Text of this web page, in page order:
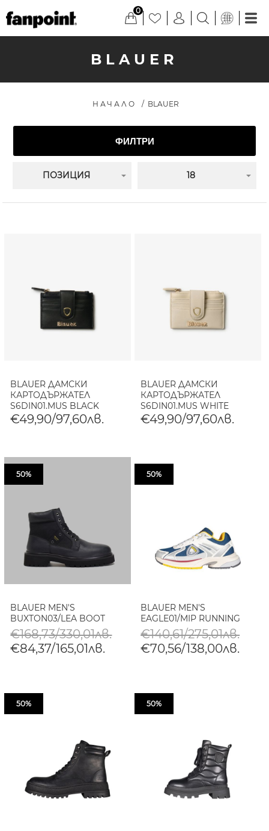
0
BLAUER
НАЧАЛО / BLAUER
ФИЛТРИ
ПОЗИЦИЯ 18
BLAUER ДАМСКИ
КАРТОДЪРЖАТЕЛ
S6DIN01.MUS BLACK
€49,90/97,60лв.
BLAUER ДАМСКИ
КАРТОДЪРЖАТЕЛ
S6DIN01.MUS WHITE
€49,90/97,60лв.
50%
BLAUER MEN'S
BUXTON03/LEA BOOT
€168,73/330,01лв.
€84,37/165,01лв.
50%
BLAUER MEN'S
EAGLE01/MIP RUNNING
€140,61/275,01лв.
€70,56/138,00лв.
50% 50%